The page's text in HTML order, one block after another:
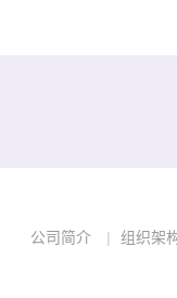
公司简介 组织架